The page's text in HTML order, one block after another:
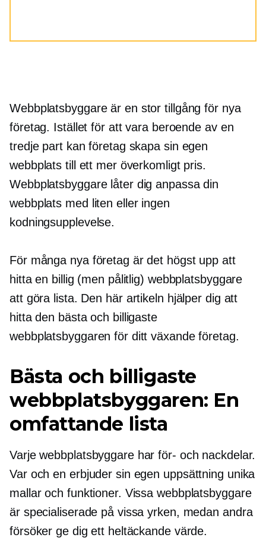
Webbplatsbyggare är en stor tillgång för nya
företag. Istället för att vara beroende av en
tredje part kan företag skapa sin egen
webbplats till ett mer överkomligt pris.
Webbplatsbyggare låter dig anpassa din
webbplats med liten eller ingen
kodningsupplevelse.
För många nya företag är det högst upp att
hitta en billig (men pålitlig) webbplatsbyggare
att göra lista. Den här artikeln hjälper dig att
hitta den bästa och billigaste
webbplatsbyggaren för ditt växande företag.
Bästa och billigaste
webbplatsbyggaren: En
omfattande lista
Varje webbplatsbyggare har för- och nackdelar.
Var och en erbjuder sin egen uppsättning unika
mallar och funktioner. Vissa webbplatsbyggare
är specialiserade på vissa yrken, medan andra
försöker ge dig ett heltäckande värde.